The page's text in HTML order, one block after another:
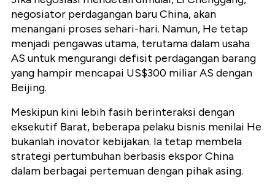
negosiator perdagangan baru China, akan
menangani proses sehari-hari. Namun, He tetap
menjadi pengawas utama, terutama dalam usaha
AS untuk mengurangi defisit perdagangan barang
yang hampir mencapai US$300 miliar AS dengan
Beijing.
Meskipun kini lebih fasih berinteraksi dengan
eksekutif Barat, beberapa pelaku bisnis menilai He
bukanlah inovator kebijakan. Ia tetap membela
strategi pertumbuhan berbasis ekspor China
dalam berbagai pertemuan dengan pihak asing.